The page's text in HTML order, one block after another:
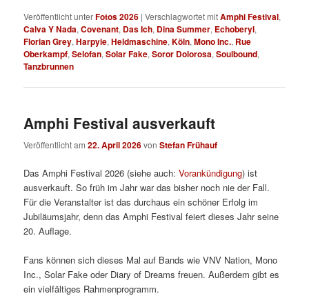
Veröffentlicht unterFotos 2026 |Verschlagwortet mitAmphi Festival,
Calva Y Nada,Covenant, Das Ich, Dina Summer, Echoberyl,
Florian Grey,Harpyie,Heldmaschine,Köln,Mono Inc., Rue
Oberkampf,Selofan,Solar Fake,Soror Dolorosa,Soulbound,
Tanzbrunnen
Amphi Festival ausverkauft
Veröffentlicht am22. April 2026vonStefan Frühauf
Das Amphi Festival 2026 (siehe auch:Vorankündigung) ist
ausverkauft. So früh im Jahr war das bisher noch nie der Fall.
Für die Veranstalter ist das durchaus ein schöner Erfolg im
Jubiläumsjahr, denn das Amphi Festival feiert dieses Jahr seine
20. Auflage.
Fans können sich dieses Mal auf Bands wie VNV Nation, Mono
Inc., Solar Fake oder Diary of Dreams freuen. Außerdem gibt es
ein vielfältiges Rahmenprogramm.